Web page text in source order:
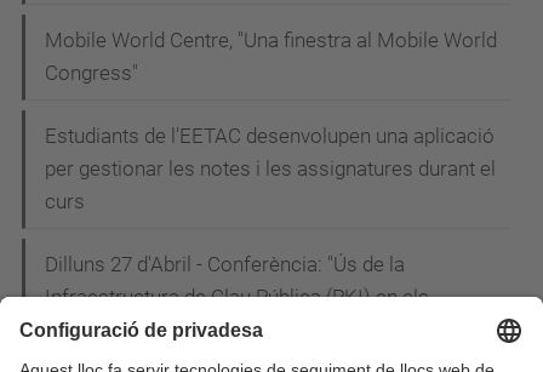
Mobile World Centre, "Una finestra al Mobile World
Congress"
Estudiants de l'EETAC desenvolupen una aplicació
per gestionar les notes i les assignatures durant el
curs
Dilluns 27 d'Abril - Conferència: "Ús de la
Infraestructura de Clau Pública (PKI) en els
projectes e-DNI i e-Passaport"